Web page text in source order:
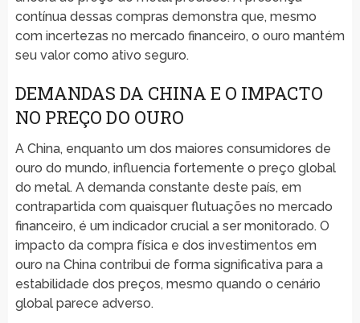
contínua dessas compras demonstra que, mesmo
com incertezas no mercado financeiro, o ouro mantém
seu valor como ativo seguro.
DEMANDAS DA CHINA E O IMPACTO
NO PREÇO DO OURO
A China, enquanto um dos maiores consumidores de
ouro do mundo, influencia fortemente o preço global
do metal. A demanda constante deste país, em
contrapartida com quaisquer flutuações no mercado
financeiro, é um indicador crucial a ser monitorado. O
impacto da compra física e dos investimentos em
ouro na China contribui de forma significativa para a
estabilidade dos preços, mesmo quando o cenário
global parece adverso.